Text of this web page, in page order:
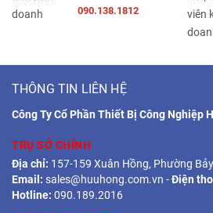
090.138.1812
THÔNG TIN LIÊN HỆ
Công Ty Cổ Phần Thiết Bị Công Nghiệp
TRỤ SỞ CHÍNH
Địa chỉ: 157-159 Xuân Hồng, Phường
Email: sales@huuhong.com.vn -Điện
Hotline: 090.189.2016